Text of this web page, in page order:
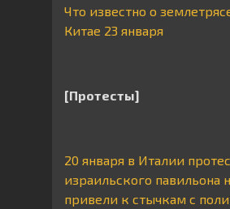
Что известно о
Китае 23 января
[Протесты]
20 января в Италии
израильского павильона
привели к стычкам с